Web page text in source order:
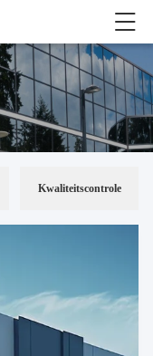
Kwaliteitscontrole